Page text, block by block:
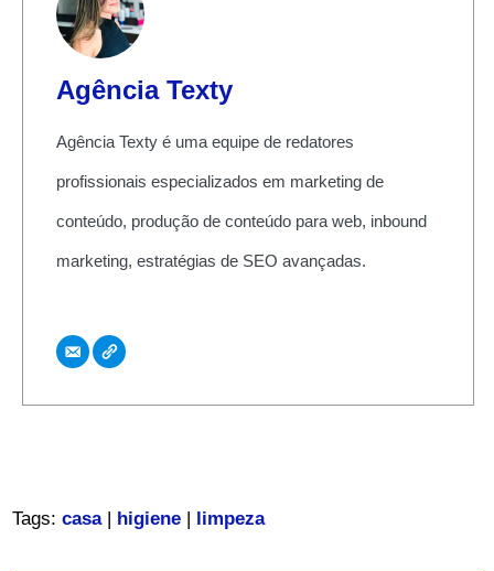
Agência Texty
Agência Texty é uma equipe de redatores
profissionais especializados em marketing de
conteúdo, produção de conteúdo para web, inbound
marketing, estratégias de SEO avançadas.
Tags: casa| higiene| limpeza